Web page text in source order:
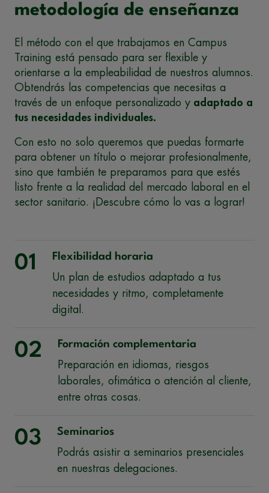
metodología de enseñanza
El método con el que trabajamos en Campus
Training está pensado para ser flexible y
orientarse a la empleabilidad de nuestros alumnos.
Obtendrás las competencias que necesitas a
través de un enfoque personalizado y adaptado a
tus necesidades individuales.
Con esto no solo queremos que puedas formarte
para obtener un título o mejorar profesionalmente,
sino que también te preparamos para que estés
listo frente a la realidad del mercado laboral en el
sector sanitario. ¡Descubre cómo lo vas a lograr!
01
Flexibilidad horaria
Un plan de estudios adaptado a tus
necesidades y ritmo, completamente
digital.
02
Formación complementaria
Preparación en idiomas, riesgos
laborales, ofimática o atención al cliente,
entre otras cosas.
03
Seminarios
Podrás asistir a seminarios presenciales
en nuestras delegaciones.